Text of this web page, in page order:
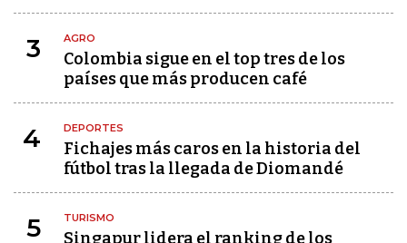
3 AGRO
Colombia sigue en el top tres de los
países que más producen café
4 DEPORTES
Fichajes más caros en la historia del
fútbol tras la llegada de Diomandé
5 TURISMO
Singapur lidera el ranking de los